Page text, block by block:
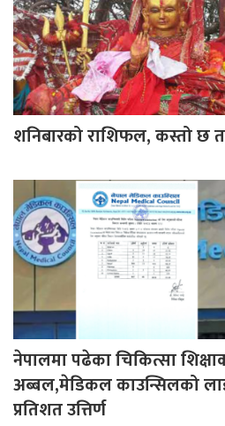
शनिबारको राशिफल, कस्तो छ
नेपालमा पढेका चिकित्सा
अब्बल,मेडिकल काउन्सिलको
प्रतिशत उत्तिर्ण